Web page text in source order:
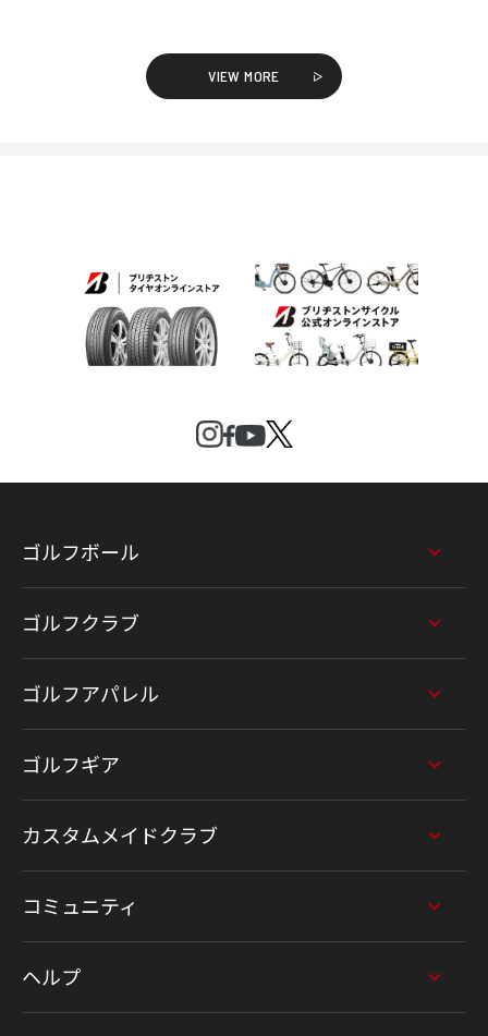
VIEW MORE
ゴルフボール
ゴルフクラブ
ゴルフアパレル
ゴルフギア
カスタムメイドクラブ
コミュニティ
ヘルプ